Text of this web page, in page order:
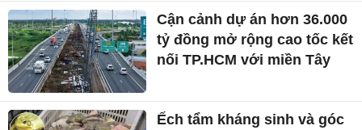
Cận cảnh dự án hơn 36.000
tỷ đồng mở rộng cao tốc kết
nối TP.HCM với miền Tây
Ếch tẩm kháng sinh và góc